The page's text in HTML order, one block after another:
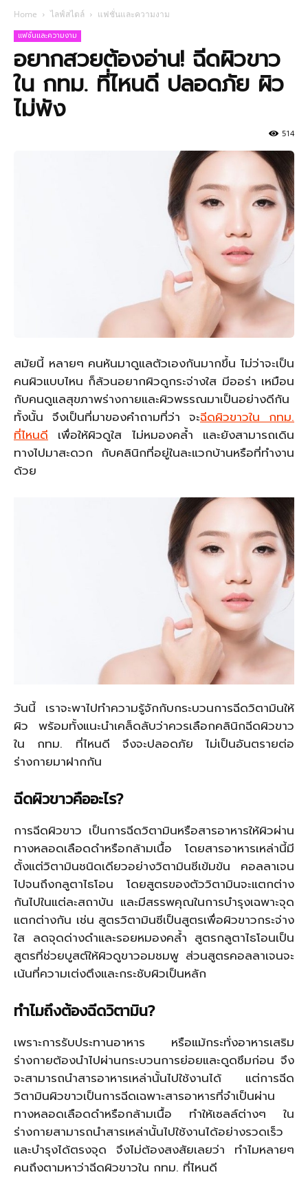
Home ไลฟ์สไตล์ แฟชั่นและความงาม
แฟชั่นและความงาม
อยากสวยต้องอ่าน! ฉีดผิวขาว
ใน กทม. ที่ไหนดี ปลอดภัย ผิว
ไม่พัง
514
สมัยนี้ หลายๆ คนหันมาดูแลตัวเองกันมากขึ้น ไม่ว่าจะเป็น
คนผิวแบบไหน ก็ล้วนอยากผิวดูกระจ่างใส มีออร่า เหมือน
กับคนดูแลสุขภาพร่างกายและผิวพรรณมาเป็นอย่างดีกัน
ทั้งนั้น จึงเป็นที่มาของคำถามที่ว่า จะฉีดผิวขาวใน กทม.
ที่ไหนดี เพื่อให้ผิวดูใส ไม่หมองคล้ำ และยังสามารถเดิน
ทางไปมาสะดวก กับคลินิกที่อยู่ในละแวกบ้านหรือที่ทำงาน
ด้วย
วันนี้ เราจะพาไปทำความรู้จักกับกระบวนการฉีดวิตามินให้
ผิว พร้อมทั้งแนะนำเคล็ดลับว่าควรเลือกคลินิกฉีดผิวขาว
ใน กทม. ที่ไหนดี จึงจะปลอดภัย ไม่เป็นอันตรายต่อ
ร่างกายมาฝากกัน
ฉีดผิวขาวคืออะไร?
การฉีดผิวขาว เป็นการฉีดวิตามินหรือสารอาหารให้ผิวผ่าน
ทางหลอดเลือดดำหรือกล้ามเนื้อ โดยสารอาหารเหล่านี้มี
ตั้งแต่วิตามินชนิดเดียวอย่างวิตามินซีเข้มข้น คอลลาเจน
ไปจนถึงกลูตาไธโอน โดยสูตรของตัววิตามินจะแตกต่าง
กันไปในแต่ละสถาบัน และมีสรรพคุณในการบำรุงเฉพาะจุด
แตกต่างกัน เช่น สูตรวิตามินซีเป็นสูตรเพื่อผิวขาวกระจ่าง
ใส ลดจุดด่างดำและรอยหมองคล้ำ สูตรกลูตาไธโอนเป็น
สูตรที่ช่วยบูสต์ให้ผิวดูขาวอมชมพู ส่วนสูตรคอลลาเจนจะ
เน้นที่ความเต่งตึงและกระชับผิวเป็นหลัก
ทำไมถึงต้องฉีดวิตามิน?
เพราะการรับประทานอาหาร หรือแม้กระทั่งอาหารเสริม
ร่างกายต้องนำไปผ่านกระบวนการย่อยและดูดซึมก่อน จึง
จะสามารถนำสารอาหารเหล่านั้นไปใช้งานได้ แต่การฉีด
วิตามินผิวขาวเป็นการฉีดเฉพาะสารอาหารที่จำเป็นผ่าน
ทางหลอดเลือดดำหรือกล้ามเนื้อ ทำให้เซลล์ต่างๆ ใน
ร่างกายสามารถนำสารเหล่านั้นไปใช้งานได้อย่างรวดเร็ว
และบำรุงได้ตรงจุด จึงไม่ต้องสงสัยเลยว่า ทำไมหลายๆ
คนถึงตามหาว่าฉีดผิวขาวใน กทม. ที่ไหนดี